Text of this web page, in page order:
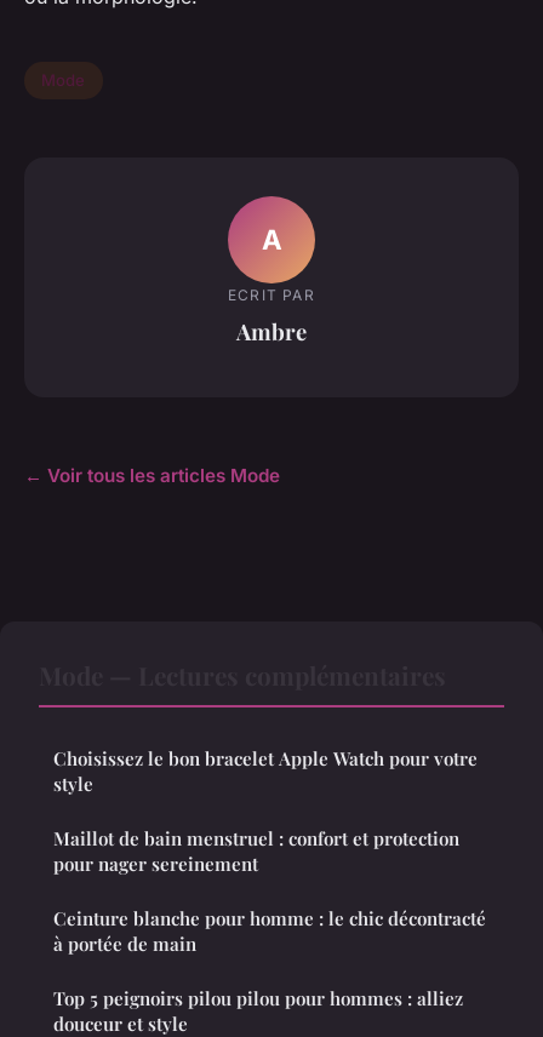
Mode
A
ECRIT PAR
Ambre
← Voir tous les articles Mode
Choisissez le bon bracelet Apple Watch pour votre
style
Maillot de bain menstruel : confort et protection
pour nager sereinement
Ceinture blanche pour homme : le chic décontracté
à portée de main
Top 5 peignoirs pilou pilou pour hommes : alliez
douceur et style